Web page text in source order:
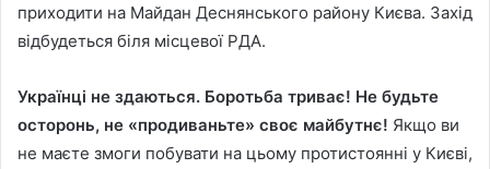
приходити на Майдан Деснянського району Києва. Захід
відбудеться біля місцевої РДА.
Українці не здаються. Боротьба триває! Не будьте
осторонь, не «продиваньте» своє майбутнє! Якщо ви
не маєте змоги побувати на цьому протистоянні у Києві,